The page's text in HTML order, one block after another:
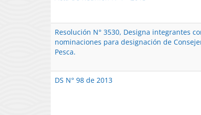
Resolución N° 3530, Designa integrantes
nominaciones para designación de
Pesca.
DS N° 98 de 2013